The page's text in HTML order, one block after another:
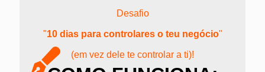
Desafio
"10 dias para controlares o teu negócio"
(em vez dele te controlar a ti)!